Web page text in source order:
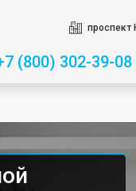
проспект
(800) 302-39-08